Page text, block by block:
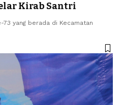
Kirab Santri
yang berada di Kecamatan